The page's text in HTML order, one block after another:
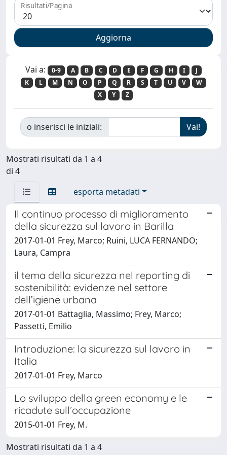
Risultati/Pagina
Vai a: 0-9 A B C D E F G H I
J
K
L M N O P Q R S T U V
W
X
Y Z
o inserisci le iniziali:
Mostrati risultati da 1 a 4
di 4
esporta metadati
Il continuo processo di miglioramento
della sicurezza sul lavoro in Barilla
2017-01-01 Frey, Marco; Ruini, LUCA FERNANDO;
Laura, Campra
il tema della sicurezza nel reporting di
sostenibilità: evidenze nel settore
dell’igiene urbana
2017-01-01 Battaglia, Massimo; Frey, Marco;
Passetti, Emilio
Introduzione: la sicurezza sul lavoro in
Italia
2017-01-01 Frey, Marco
Lo sviluppo della green economy e le
ricadute sull’occupazione
2015-01-01 Frey, M.
Mostrati risultati da 1 a 4